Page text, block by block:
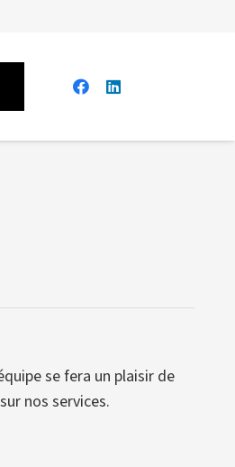
se fera un plaisir de
nos services.